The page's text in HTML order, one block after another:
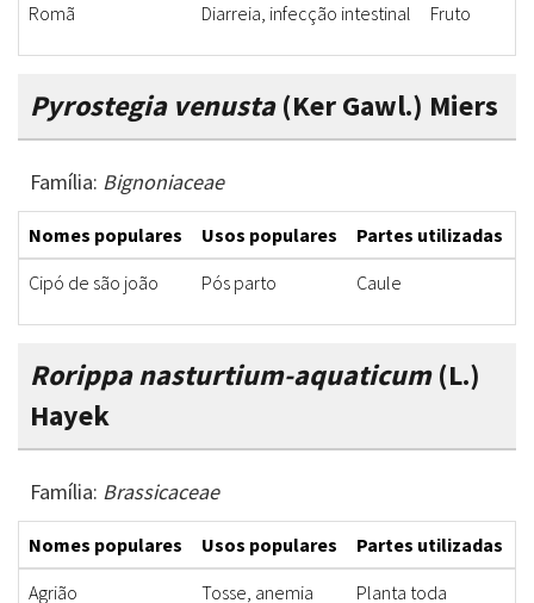
Romã
Diarreia, infecção intestinal Fruto
Pyrostegia venusta(Ker Gawl.) Miers
Família: Bignoniaceae
Nomes populares Usos populares Partes utilizadas
Cipó de são joão
Pós parto Caule
Rorippa nasturtium-aquaticum(L.)
Hayek
Família: Brassicaceae
Nomes populares Usos populares Partes utilizadas
Agrião
Tosse, anemia Planta toda